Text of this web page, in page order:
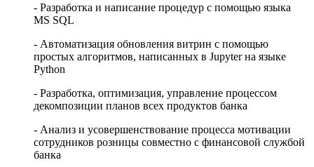
- Разработка и написание процедур с помощью языка
MS SQL
- Автоматизация обновления витрин с помощью
простых алгоритмов, написанных в Jupyter на языке
Python
- Разработка, оптимизация, управление процессом
декомпозиции планов всех продуктов банка
- Анализ и усовершенствование процесса мотивации
сотрудников розницы совместно с финансовой службой
банка